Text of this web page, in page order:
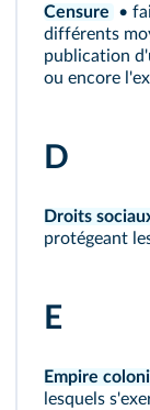
Censure
•
différents
publication
ou encore
D
Droits
protégeant
E
Empire
lesquels